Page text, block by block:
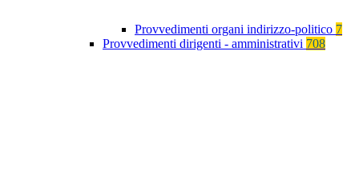
Provvedimenti organi indirizzo-politico 7
Provvedimenti dirigenti - amministrativi 708